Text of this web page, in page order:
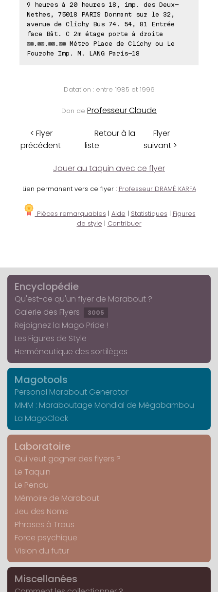
9 heures à 20 heures 18, imp. des Deux-
Nethes, 75018 PARIS Donnant sur le 32,
avenue de Clichy Bus 74. 54, 81 Entrée
face Båt. C 2m étage porte à droite
⊠⊠.⊠⊠.⊠⊠.⊠⊠ Métro Place de Clichy ou Le
Fourche Imp. M. LANG Paris-18
Datation : entre 1985 et 1996
Don de Professeur Claude
< Flyer
précédent
Retour à la
liste
Flyer
suivant >
Jouer au taquin avec ce flyer
Lien permanent vers ce flyer : Professeur DRAMÉ KARFA
Pièces remarquables | Aide | Statistiques | Figures
de style | Contribuer
Encyclopédie
Qu'est-ce qu'un flyer de Marabout ?
Galerie des Flyers
3005
Rejoignez la Mago Pride !
Les Figures de Style
Herméneutique des sortilèges
Magotools
Personal Marabout Generator
MMM : Maraboutage Mondial de Mégabambou
La MagoClock
Laboratoire
Qui veut gagner des flyers ?
Le Taquin
Le Pendu
Mémoire de Marabout
Jeu des Noms
Phrases à Trous
Force psychique
Vision du futur
Miscellanées